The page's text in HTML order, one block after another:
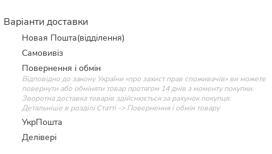
Варіанти доставки
Новая Пошта(відділення)
Самовивіз
Повернення і обмін
Відповідно до закону України «про захист прав споживачів» ви можете
повернути або обміняти товар протягом 14 днів з моменту покупки.
Зворотна доставка товарів здійснюється за рахунок покупця.
Детальніше в розділі Статті -> Повернення і обмін товару
УкрПошта
Делівері